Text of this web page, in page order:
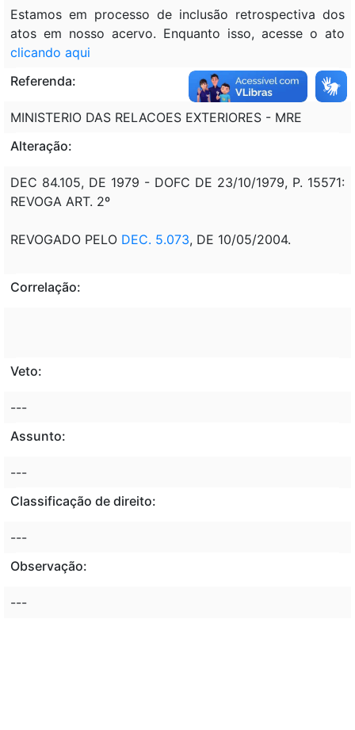
Estamos em processo de inclusão retrospectiva dos
atos em nosso acervo. Enquanto isso, acesse o ato
clicando aqui
Referenda:
MINISTERIO DAS RELACOES EXTERIORES - MRE
Alteração:
DEC 84.105, DE 1979 - DOFC DE 23/10/1979, P. 15571:
REVOGA ART. 2º
REVOGADO PELO DEC. 5.073, DE 10/05/2004.
Correlação:
Veto:
---
Assunto:
---
Classificação de direito:
---
Observação:
---